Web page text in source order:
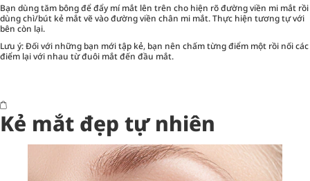
Bạn dùng tăm bông để đẩy mí mắt lên trên cho hiện rõ đường viền mi mắt rồi
dùng chì/bút kẻ mắt vẽ vào đường viền chân mi mắt. Thực hiện tương tự với
bên còn lại.
Lưu ý: Đối với những bạn mới tập kẻ, bạn nên chấm từng điểm một rồi nối các
điểm lại với nhau từ đuôi mắt đến đầu mắt.
Kẻ mắt đẹp tự nhiên